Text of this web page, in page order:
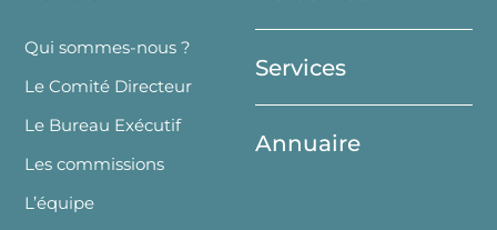
Top
Qui sommes-nous ?
Le Comité Directeur
Le Bureau Exécutif
Les commissions
L’équipe
Services
Annuaire